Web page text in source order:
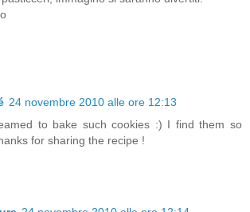
24 novembre 2010 alle ore 12:13
to bake such cookies :) I find them so
for sharing the recipe !